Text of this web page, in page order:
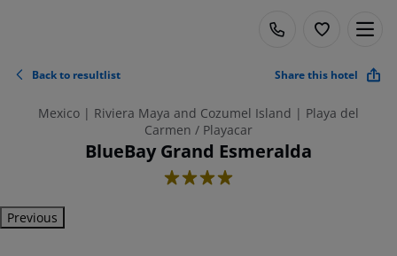
Back to resultlist Share this hotel
Mexico | Riviera Maya and Cozumel Island | Playa del
Carmen / Playacar
BlueBay Grand Esmeralda
4
Previous